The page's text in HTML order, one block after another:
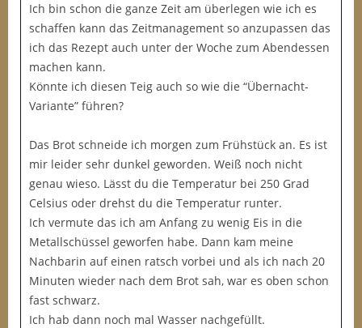
Ich bin schon die ganze Zeit am überlegen wie ich es
schaffen kann das Zeitmanagement so anzupassen das
ich das Rezept auch unter der Woche zum Abendessen
machen kann.
Könnte ich diesen Teig auch so wie die “Übernacht-
Variante” führen?
Das Brot schneide ich morgen zum Frühstück an. Es ist
mir leider sehr dunkel geworden. Weiß noch nicht
genau wieso. Lässt du die Temperatur bei 250 Grad
Celsius oder drehst du die Temperatur runter.
Ich vermute das ich am Anfang zu wenig Eis in die
Metallschüssel geworfen habe. Dann kam meine
Nachbarin auf einen ratsch vorbei und als ich nach 20
Minuten wieder nach dem Brot sah, war es oben schon
fast schwarz.
Ich hab dann noch mal Wasser nachgefüllt.